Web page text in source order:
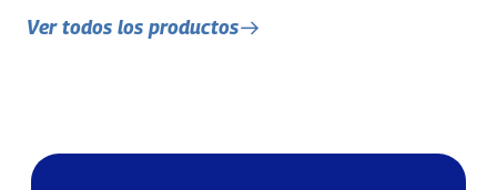
Ver todos los productos